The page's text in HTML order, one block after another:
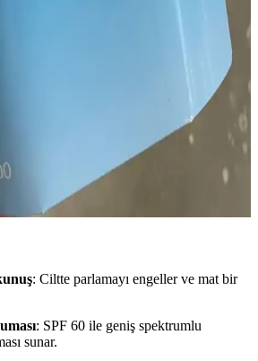
ve nazolabial çizgilerin oluşumu, ciltteki
Nem kaybı, hacim azalması ve
etkiler. Etkili bakım ve tedavi
Güneş Koruyucu Ürün
Üyelik Avantajları
Kore markalarının güneş koruyucularını
eczanelerle benzer, ancak paket
alışverişi cazip kılıyor.
: Ciltte parlamayı engeller ve mat bir
: SPF 60 ile geniş spektrumlu
sunar.